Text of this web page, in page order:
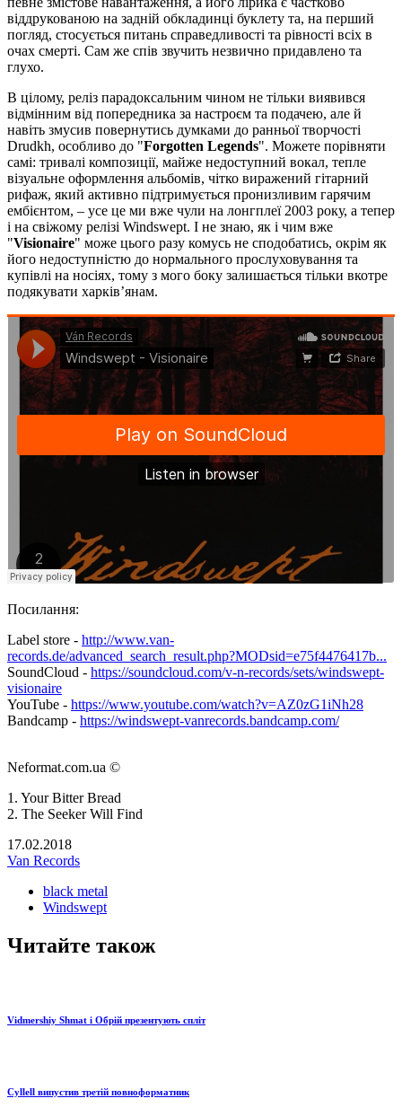
віддрукованою на задній обкладинці буклету та, на перший
погляд, стосується питань справедливості та рівності всіх в
очах смерті. Сам же спів звучить незвично придавлено та
глухо.
В цілому, реліз парадоксальним чином не тільки виявився
відмінним від попередника за настроєм та подачею, але й
навіть змусив повернутись думками до ранньої творчості
Drudkh, особливо до "Forgotten Legends". Можете порівняти
самі: тривалі композиції, майже недоступний вокал, тепле
візуальне оформлення альбомів, чітко виражений гітарний
рифаж, який активно підтримується пронизливим гарячим
ембієнтом, – усе це ми вже чули на лонгплеї 2003 року, а тепер
і на свіжому релізі Windswept. І не знаю, як і чим вже
"Visionaire" може цього разу комусь не сподобатись, окрім як
його недоступністю до нормального прослуховування та
купівлі на носіях, тому з мого боку залишається тільки вкотре
подякувати харків’янам.
Посилання:
Label store - http://www.van-
records.de/advanced_search_result.php?MODsid=e75f4476417b...
SoundCloud - https://soundcloud.com/v-n-records/sets/windswept-
visionaire
YouTube - https://www.youtube.com/watch?v=AZ0zG1iNh28
Bandcamp - https://windswept-vanrecords.bandcamp.com/
Neformat.com.ua ©
1. Your Bitter Bread
2. The Seeker Will Find
17.02.2018
Van Records
black metal
Windswept
Читайте також
Vidmershiy Shmat і Обрій презентують спліт
Cyllell випустив третій повноформатник